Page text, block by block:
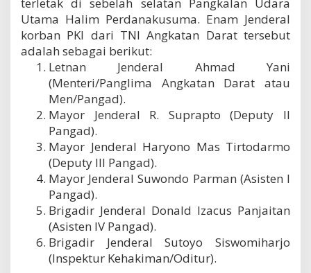
Utama Halim Perdanakusuma. Enam Jenderal
korban PKI dari TNI Angkatan Darat tersebut
adalah sebagai berikut:
Letnan Jenderal Ahmad Yani
(Menteri/Panglima Angkatan Darat atau
Men/Pangad).
Mayor Jenderal R. Suprapto (Deputy II
Pangad).
Mayor Jenderal Haryono Mas Tirtodarmo
(Deputy III Pangad).
Mayor Jenderal Suwondo Parman (Asisten I
Pangad).
Brigadir Jenderal Donald Izacus Panjaitan
(Asisten IV Pangad).
Brigadir Jenderal Sutoyo Siswomiharjo
(Inspektur Kehakiman/Oditur).